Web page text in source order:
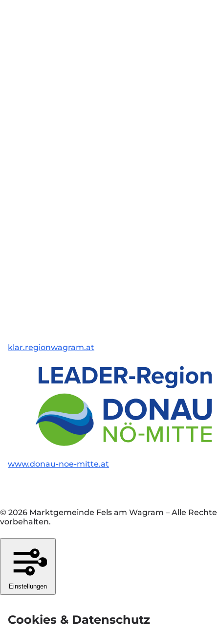
klar.regionwagram.at
www.donau-noe-mitte.at
© 2026 Marktgemeinde Fels am Wagram – Alle Rechte
vorbehalten.
Einstellungen
Cookies & Datenschutz